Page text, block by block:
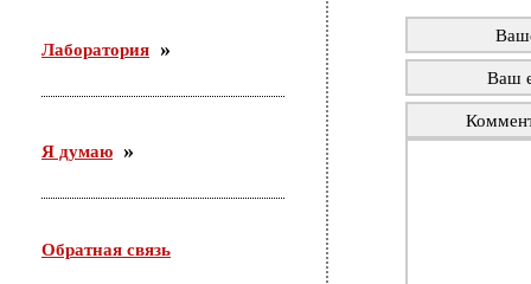
Лаборатория
Я думаю
Обратная связь
Ваш